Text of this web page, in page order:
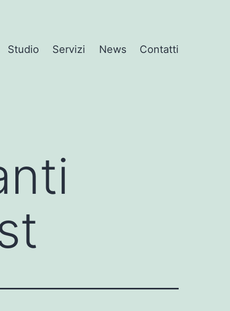
Studio Servizi News Contatti